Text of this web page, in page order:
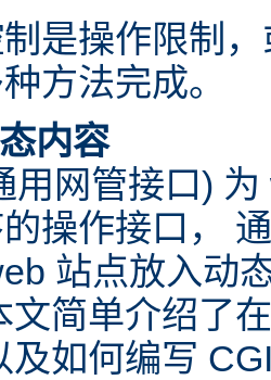
是操作限制
方法完成。
内容
用网管接口)
操作接口，
站点放入动
文简单介绍了
及如何编写